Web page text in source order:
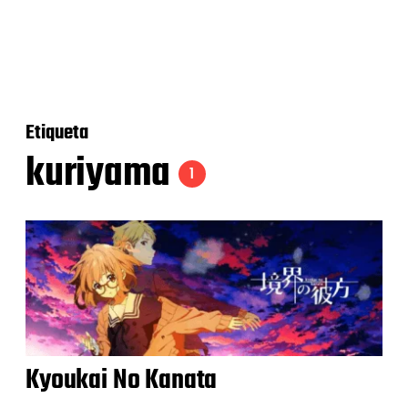
Etiqueta
kuriyama 1
Kyoukai No Kanata